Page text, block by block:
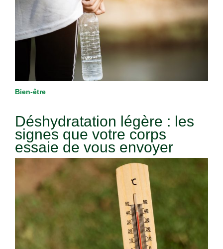
Bien-être
Déshydratation légère : les
signes que votre corps
essaie de vous envoyer